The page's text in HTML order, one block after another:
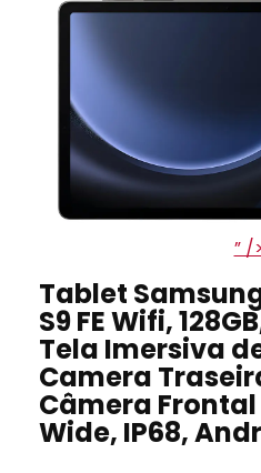
” />
Tablet
S9 FE Wifi,
Tela Imersiva
Camera
Câmera Frontal
Wide, IP68,